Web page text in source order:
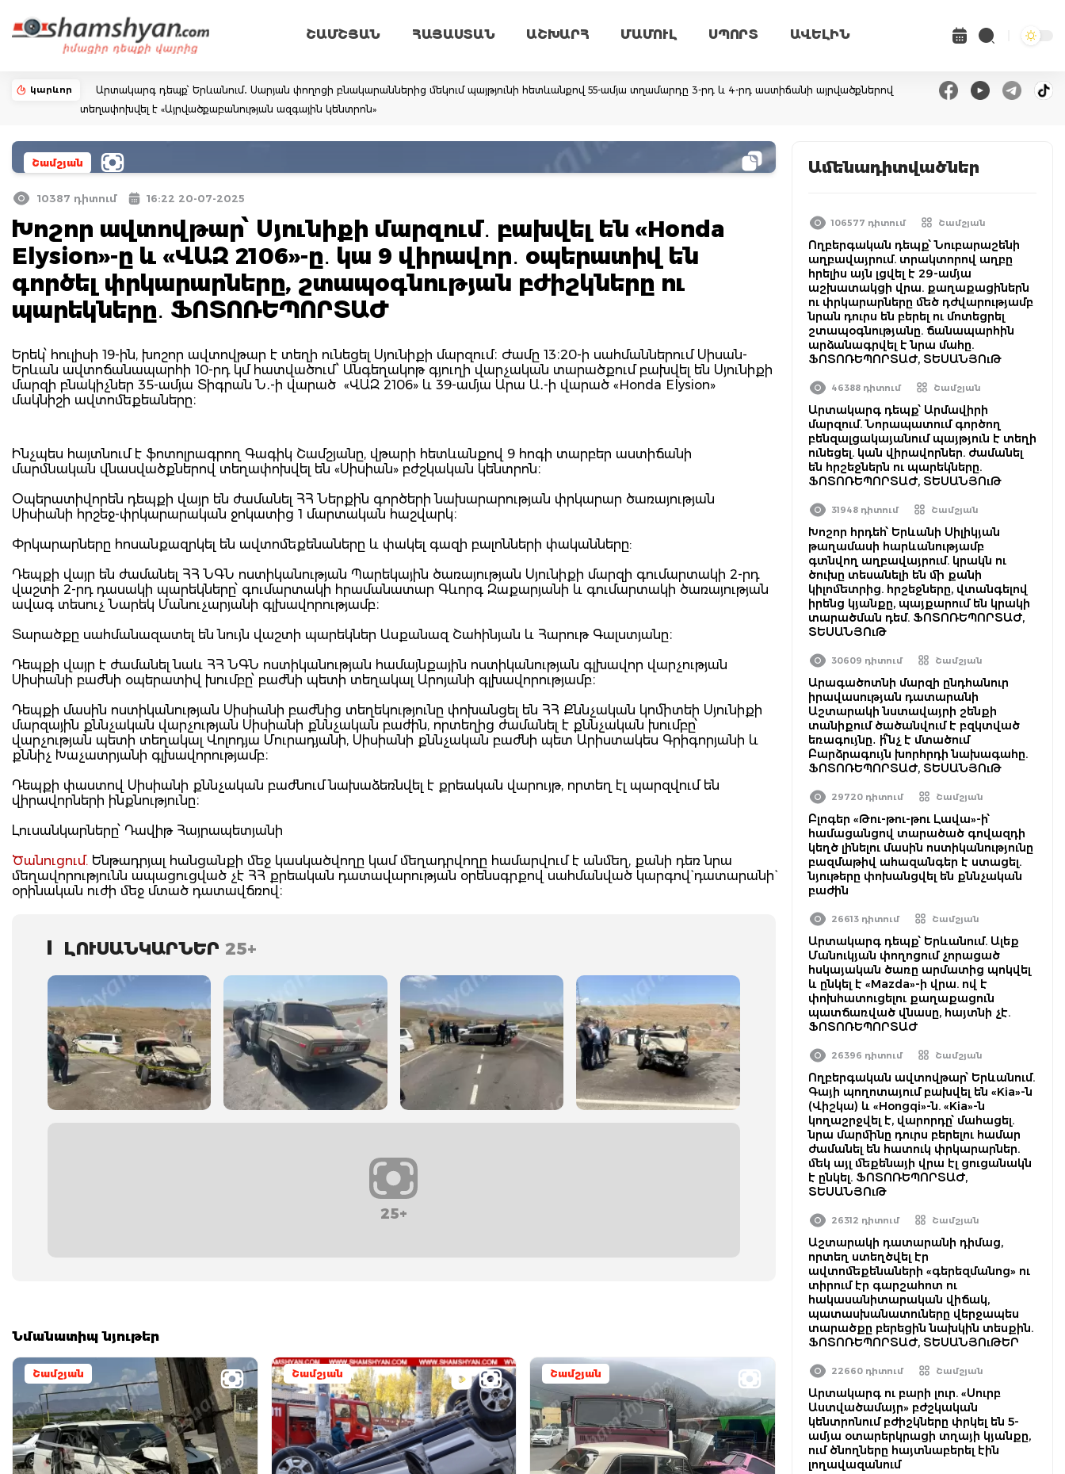
ՇԱՄՇՅԱՆ ՀԱՅԱՍՏԱՆ ԱՇԽԱՐՀ ՄԱՄՈՒԼ ՍՊՈՐՏ ԱՎԵԼԻՆ
կարևոր
Արտակարգ դեպք՝ Երևանում․ Սարյան փողոցի բնակարաններից մեկում պայթյունի հետևանքով 55-ամյա տղամարդը 3-րդ և 4-րդ աստիճանի այրվածքներով
տեղափոխվել է «Այրվածքաբանության ազգային կենտրոն»
Շամշյան
10387 դիտում 16:22 20-07-2025
Խոշոր ավտովթար՝ Սյունիքի մարզում․ բախվել են «Honda
Elysion»-ը և «ՎԱԶ 2106»-ը․ կա 9 վիրավոր․ օպերատիվ են
գործել փրկարարները, շտապօգնության բժիշկները ու
պարեկները․ ՖՈՏՈՌԵՊՈՐՏԱԺ
Երեկ՝ հուլիսի 19-ին, խոշոր ավտովթար է տեղի ունեցել Սյունիքի մարզում։ Ժամը 13։20-ի սահմաններում Սիսան-
Երևան ավտոճանապարհի 10-րդ կմ հատվածում՝ Անգեղակոթ գյուղի վարչական տարածքում բախվել են Սյունիքի
մարզի բնակիչներ 35-ամյա Տիգրան Ն․-ի վարած «ՎԱԶ 2106» և 39-ամյա Արա Ա․-ի վարած «Honda Elysion»
մակնիշի ավտոմեքեաները։
Ինչպես հայտնում է ֆոտոլրագրող Գագիկ Շամշյանը, վթարի հետևանքով 9 հոգի տարբեր աստիճանի
մարմնական վնասվածքներով տեղափոխվել են «Սիսիան» բժշկական կենտրոն։
Օպերատիվորեն դեպքի վայր են ժամանել ՀՀ Ներքին գործերի նախարարության փրկարար ծառայության
Սիսիանի հրշեջ-փրկարարական ջոկատից 1 մարտական հաշվարկ։
Փրկարարները հոսանքազրկել են ավտոմեքենաները և փակել գազի բալոնների փականները:
Դեպքի վայր են ժամանել ՀՀ ՆԳՆ ոստիկանության Պարեկային ծառայության Սյունիքի մարզի գումարտակի 2-րդ
վաշտի 2-րդ դասակի պարեկները՝ գումարտակի հրամանատար Գևորգ Զաքարյանի և գումարտակի ծառայության
ավագ տեսուչ Նարեկ Մանուչարյանի գլխավորությամբ։
Տարածքը սահմանազատել են նույն վաշտի պարեկներ Ասքանազ Շահինյան և Հարութ Գալստյանը։
Դեպքի վայր է ժամանել նաև ՀՀ ՆԳՆ ոստիկանության համայնքային ոստիկանության գլխավոր վարչության
Սիսիանի բաժնի օպերատիվ խումբը՝ բաժնի պետի տեղակալ Արոյանի գլխավորությամբ։
Դեպքի մասին ոստիկանության Սիսիանի բաժնից տեղեկությունը փոխանցել են ՀՀ Քննչական կոմիտեի Սյունիքի
մարզային քննչական վարչության Սիսիանի քննչական բաժին, որտեղից ժամանել է քննչական խումբը՝
վարչության պետի տեղակալ Վոլոդյա Մուրադյանի, Սիսիանի քննչական բաժնի պետ Արիստակես Գրիգորյանի և
քննիչ Խաչատրյանի գլխավորությամբ։
Դեպքի փաստով Սիսիանի քննչական բաժնում նախաձեռնվել է քրեական վարույթ, որտեղ էլ պարզվում են
վիրավորների ինքնությունը։
Լուսանկարները՝ Դավիթ Հայրապետյանի
Ծանուցում. Ենթադրյալ հանցանքի մեջ կասկածվողը կամ մեղադրվողը համարվում է անմեղ, քանի դեռ նրա
մեղավորությունն ապացուցված չէ ՀՀ քրեական դատավարության օրենսգրքով սահմանված կարգով` դատարանի`
օրինական ուժի մեջ մտած դատավճռով։
ԼՈՒՍԱՆԿԱՐՆԵՐ 25+
25+
Նմանատիպ նյութեր
Շամշյան Շամշյան Շամշյան
Ամենադիտվածներ
106577 դիտում Շամշյան
Ողբերգական դեպք՝ Նուբարաշենի
աղբավայրում. տրակտորով աղբը
հրելիս այն լցվել է 29-ամյա
աշխատակցի վրա. քաղաքացիներն
ու փրկարարները մեծ դժվարությամբ
նրան դուրս են բերել ու մոտեցրել
շտապօգնությանը. ճանապարհին
արձանագրվել է նրա մահը.
ՖՈՏՈՌԵՊՈՐՏԱԺ, ՏԵՍԱՆՅՈւԹ
46388 դիտում Շամշյան
Արտակարգ դեպք՝ Արմավիրի
մարզում. Նորապատում գործող
բենզալցակայանում պայթյուն է տեղի
ունեցել. կան վիրավորներ. ժամանել
են հրշեջներն ու պարեկները.
ՖՈՏՈՌԵՊՈՐՏԱԺ, ՏԵՍԱՆՅՈւԹ
31948 դիտում Շամշյան
Խոշոր հրդեհ՝ Երևանի Սիլիկյան
թաղամասի հարևանությամբ
գտնվող աղբավայրում. կրակն ու
ծուխը տեսանելի են մի քանի
կիլոմետրից. հրշեջները, վտանգելով
իրենց կյանքը, պայքարում են կրակի
տարածման դեմ. ՖՈՏՈՌԵՊՈՐՏԱԺ,
ՏԵՍԱՆՅՈւԹ
30609 դիտում Շամշյան
Արագածոտնի մարզի ընդհանուր
իրավասության դատարանի
Աշտարակի նստավայրի շենքի
տանիքում ծածանվում է բզկտված
եռագույնը․ ի՞նչ է մտածում
Բարձրագույն խորհրդի նախագահը.
ՖՈՏՈՌԵՊՈՐՏԱԺ, ՏԵՍԱՆՅՈւԹ
29720 դիտում Շամշյան
Բլոգեր «Թու-թու-թու Լավա»-ի՝
համացանցով տարածած գովազդի
կեղծ լինելու մասին ոստիկանությունը
բազմաթիվ ահազանգեր է ստացել.
նյութերը փոխանցվել են քննչական
բաժին
26613 դիտում Շամշյան
Արտակարգ դեպք՝ Երևանում. Ալեք
Մանուկյան փողոցում չորացած
հսկայական ծառը արմատից պոկվել
և ընկել է «Mazda»-ի վրա. ով է
փոխհատուցելու քաղաքացուն
պատճառված վնասը, հայտնի չէ.
ՖՈՏՈՌԵՊՈՐՏԱԺ
26396 դիտում Շամշյան
Ողբերգական ավտովթար՝ Երևանում.
Գայի պողոտայում բախվել են «Kia»-ն
(Վիշկա) և «Hongqi»-ն. «Kia»-ն
կողաշրջվել է, վարորդը՝ մահացել.
նրա մարմինը դուրս բերելու համար
ժամանել են հատուկ փրկարարներ.
մեկ այլ մեքենայի վրա էլ ցուցանակն
է ընկել. ՖՈՏՈՌԵՊՈՐՏԱԺ,
ՏԵՍԱՆՅՈւԹ
26312 դիտում Շամշյան
Աշտարակի դատարանի դիմաց,
որտեղ ստեղծվել էր
ավտոմեքենաների «գերեզմանոց» ու
տիրում էր գարշահոտ ու
հակասանիտարական վիճակ,
պատասխանատուները վերջապես
տարածքը բերեցին նախկին տեսքին.
ՖՈՏՈՌԵՊՈՐՏԱԺ, ՏԵՍԱՆՅՈւԹԵՐ
22660 դիտում Շամշյան
Արտակարգ ու բարի լուր. «Սուրբ
Աստվածամայր» բժշկական
կենտրոնում բժիշկները փրկել են 5-
ամյա օտարերկրացի տղայի կյանքը,
ում ծնողները հայտնաբերել էին
լողավազանում